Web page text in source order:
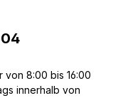
von 8:00 bis 16:00
innerhalb von